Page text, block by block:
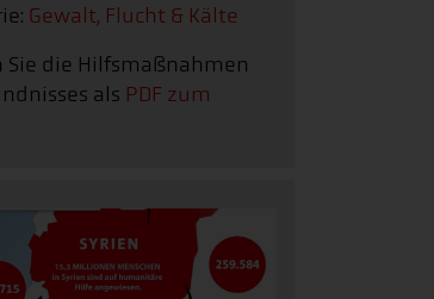
Gewalt, Flucht & Kälte
Sie die Hilfsmaßnahmen
als PDF zum